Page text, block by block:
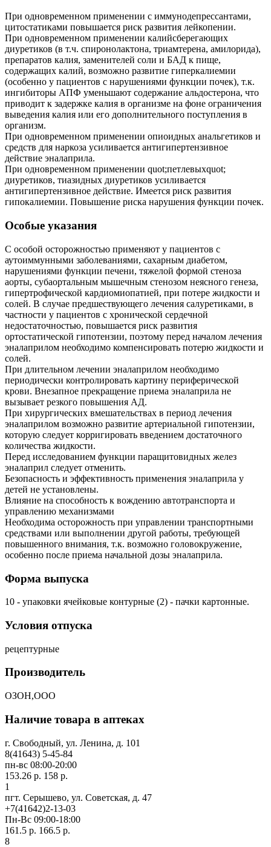
При одновременном применении с иммунодепрессантами,
цитостатиками повышается риск развития лейкопении.
При одновременном применении калийсберегающих
диуретиков (в т.ч. спиронолактона, триамтерена, амилорида),
препаратов калия, заменителей соли и БАД к пище,
содержащих калий, возможно развитие гиперкалиемии
(особенно у пациентов с нарушениями функции почек), т.к.
ингибиторы АПФ уменьшают содержание альдостерона, что
приводит к задержке калия в организме на фоне ограничения
выведения калия или его дополнительного поступления в
организм.
При одновременном применении опиоидных анальгетиков и
средств для наркоза усиливается антигипертензивное
действие эналаприла.
При одновременном применении quot;петлевыхquot;
диуретиков, тиазидных диуретиков усиливается
антигипертензивное действие. Имеется риск развития
гипокалиемии. Повышение риска нарушения функции почек.
Особые указания
С особой осторожностью применяют у пациентов с
аутоиммунными заболеваниями, сахарным диабетом,
нарушениями функции печени, тяжелой формой стеноза
аорты, субаортальным мышечным стенозом неясного генеза,
гипертрофической кардиомиопатией, при потере жидкости и
солей. В случае предшествующего лечения салуретиками, в
частности у пациентов с хронической сердечной
недостаточностью, повышается риск развития
ортостатической гипотензии, поэтому перед началом лечения
эналаприлом необходимо компенсировать потерю жидкости и
солей.
При длительном лечении эналаприлом необходимо
периодически контролировать картину периферической
крови. Внезапное прекращение приема эналаприла не
вызывает резкого повышения АД.
При хирургических вмешательствах в период лечения
эналаприлом возможно развитие артериальной гипотензии,
которую следует корригировать введением достаточного
количества жидкости.
Перед исследованием функции паращитовидных желез
эналаприл следует отменить.
Безопасность и эффективность применения эналаприла у
детей не установлены.
Влияние на способность к вождению автотранспорта и
управлению механизмами
Необходима осторожность при управлении транспортными
средствами или выполнении другой работы, требующей
повышенного внимания, т.к. возможно головокружение,
особенно после приема начальной дозы эналаприла.
Форма выпуска
10 - упаковки ячейковые контурные (2) - пачки картонные.
Условия отпуска
рецептурные
Производитель
ОЗОН,ООО
Наличие товара в аптеках
г. Свободный, ул. Ленина, д. 101
8(41643) 5-45-84
пн-вс 08:00-20:00
153.26 р. 158 р.
1
пгт. Серышево, ул. Советская, д. 47
+7(41642)2-13-03
Пн-Вс 09:00-18:00
161.5 р. 166.5 р.
8